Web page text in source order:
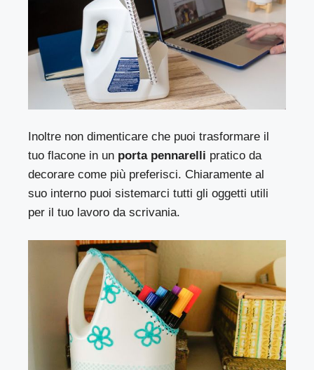
Inoltre non dimenticare che puoi trasformare il
tuo flacone in un porta pennarelli pratico da
decorare come più preferisci. Chiaramente al
suo interno puoi sistemarci tutti gli oggetti utili
per il tuo lavoro da scrivania.